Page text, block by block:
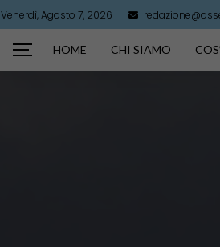
Venerdì, Agosto 7, 2026
HOME CHI SIAMO